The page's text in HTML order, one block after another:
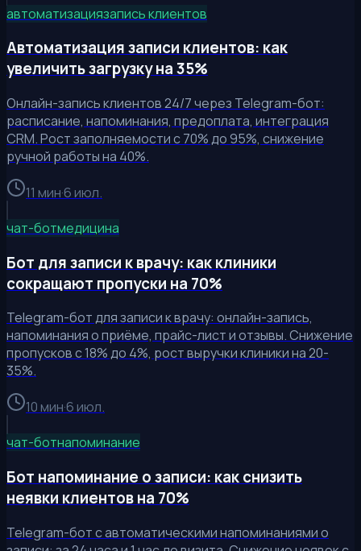
автоматизациязапись клиентов
Автоматизация записи клиентов: как
увеличить загрузку на 35%
Онлайн-запись клиентов 24/7 через Telegram-бот:
расписание, напоминания, предоплата, интеграция
CRM. Рост заполняемости с 70% до 95%, снижение
ручной работы на 40%.
11 мин·6 июл.
чат-ботмедицина
Бот для записи к врачу: как клиники
сокращают пропуски на 70%
Telegram-бот для записи к врачу: онлайн-запись,
напоминания о приёме, прайс-лист и отзывы. Снижение
пропусков с 18% до 4%, рост выручки клиники на 20-
35%.
10 мин·6 июл.
чат-ботнапоминание
Бот напоминание о записи: как снизить
неявки клиентов на 70%
Telegram-бот с автоматическими напоминаниями о